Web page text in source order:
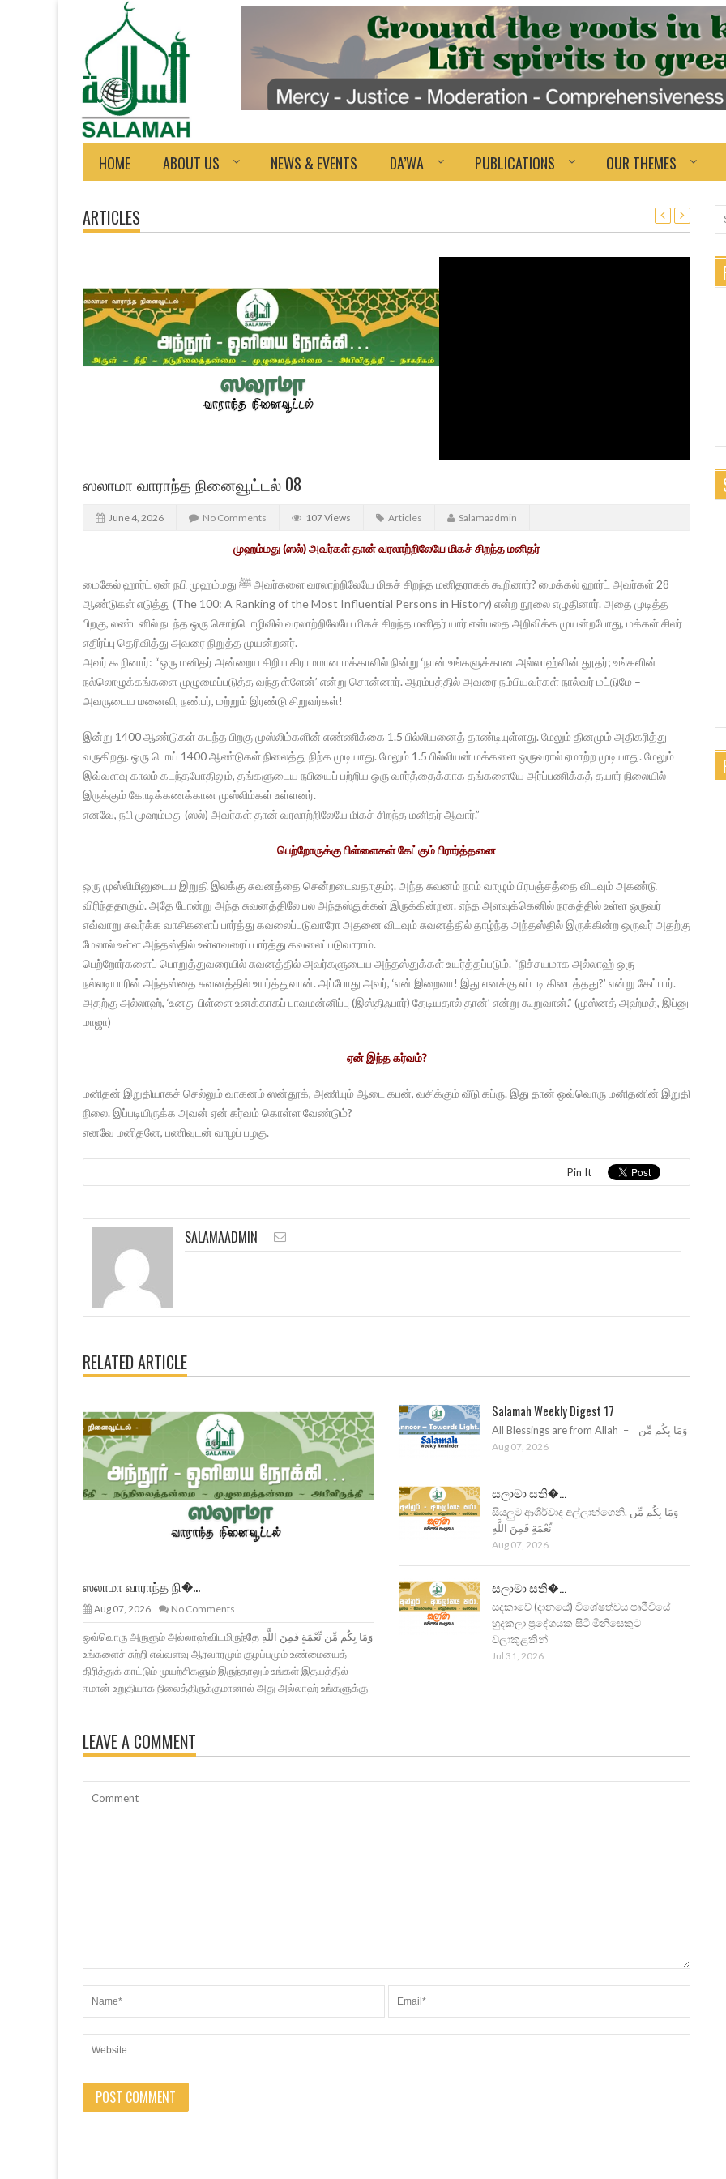
HOME ABOUT US NEWS & EVENTS DA’WA PUBLICATIONS OUR THEMES
ARTICLES
ஸலாமா வாராந்த நினைவூட்டல் 08
June 4, 2026 No Comments 107 Views Articles Salamaadmin
முஹம்மது (ஸல்) அவர்கள் தான் வரலாற்றிலேயே மிகச் சிறந்த மனிதர்
மைகேல் ஹார்ட் ஏன் நபி முஹம்மது ﷺ அவர்களை வரலாற்றிலேயே மிகச் சிறந்த மனிதராகக் கூறினார்? மைக்கல் ஹார்ட் அவர்கள் 28
ஆண்டுகள் எடுத்து (The 100: A Ranking of the Most Influential Persons in History) என்ற நூலை எழுதினார். அதை முடித்த
பிறகு, லண்டனில் நடந்த ஒரு சொற்பொழிவில் வரலாற்றிலேயே மிகச் சிறந்த மனிதர் யார் என்பதை அறிவிக்க முயன்றபோது, மக்கள் சிலர்
எதிர்ப்பு தெரிவித்து அவரை நிறுத்த முயன்றனர்.
அவர் கூறினார்: “ஒரு மனிதர் அன்றைய சிறிய கிராமமான மக்காவில் நின்று ‘நான் உங்களுக்கான அல்லாஹ்வின் தூதர்; உங்களின்
நல்லொழுக்கங்களை முழுமைப்படுத்த வந்துள்ளேன்’ என்று சொன்னார். ஆரம்பத்தில் அவரை நம்பியவர்கள் நால்வர் மட்டுமே –
அவருடைய மனைவி, நண்பர், மற்றும் இரண்டு சிறுவர்கள்!
இன்று 1400 ஆண்டுகள் கடந்த பிறகு முஸ்லிம்களின் எண்ணிக்கை 1.5 பில்லியனைத் தாண்டியுள்ளது. மேலும் தினமும் அதிகரித்து
வருகிறது. ஒரு பொய் 1400 ஆண்டுகள் நிலைத்து நிற்க முடியாது. மேலும் 1.5 பில்லியன் மக்களை ஒருவரால் ஏமாற்ற முடியாது. மேலும்
இவ்வளவு காலம் கடந்தபோதிலும், தங்களுடைய நபியைப் பற்றிய ஒரு வார்த்தைக்காக தங்களையே அர்ப்பணிக்கத் தயார் நிலையில்
இருக்கும் கோடிக்கணக்கான முஸ்லிம்கள் உள்ளனர்.
எனவே, நபி முஹம்மது (ஸல்) அவர்கள் தான் வரலாற்றிலேயே மிகச் சிறந்த மனிதர் ஆவார்.”
பெற்றோருக்கு பிள்ளைகள் கேட்கும் பிரார்த்தனை
ஒரு முஸ்லிமினுடைய இறுதி இலக்கு சுவனத்தை சென்றடைவதாகும்;. அந்த சுவனம் நாம் வாழும் பிரபஞ்சத்தை விடவும் அகண்டு
விரிந்ததாகும். அதே போன்று அந்த சுவனத்திலே பல அந்தஸ்துக்கள் இருக்கின்றன. எந்த அளவுக்கெனில் நரகத்தில் உள்ள ஒருவர்
எவ்வாறு சுவர்க்க வாசிகளைப் பார்த்து கவலைப்படுவாரோ அதனை விடவும் சுவனத்தில் தாழ்ந்த அந்தஸ்தில் இருக்கின்ற ஒருவர் அதற்கு
மேலால் உள்ள அந்தஸ்தில் உள்ளவரைப் பார்த்து கவலைப்படுவாராம்.
பெற்றோர்களைப் பொறுத்துவரையில் சுவனத்தில் அவர்களுடைய அந்தஸ்துக்கள் உயர்த்தப்படும். “நிச்சயமாக அல்லாஹ் ஒரு
நல்லடியாரின் அந்தஸ்தை சுவனத்தில் உயர்த்துவான். அப்போது அவர், ‘என் இறைவா! இது எனக்கு எப்படி கிடைத்தது?’ என்று கேட்பார்.
அதற்கு அல்லாஹ், ‘உனது பிள்ளை உனக்காகப் பாவமன்னிப்பு (இஸ்திஃபார்) தேடியதால் தான்’ என்று கூறுவான்.” (முஸ்னத் அஹ்மத், இப்னு
மாஜா)
ஏன் இந்த கர்வம்?
மனிதன் இறுதியாகச் செல்லும் வாகனம் ஸன்தூக், அணியும் ஆடை கபன், வசிக்கும் வீடு கப்ரு. இது தான் ஒவ்வொரு மனிதனின் இறுதி
நிலை. இப்படியிருக்க அவன் ஏன் கர்வம் கொள்ள வேண்டும்?
எனவே மனிதனே, பணிவுடன் வாழப் பழகு.
Pin It
SALAMAADMIN
RELATED ARTICLE
ஸலாமா வாராந்த நி�...
Aug 07, 2026 No Comments
ஒவ்வொரு அருளும் அல்லாஹ்விடமிருந்தே وَمَا بِكُم مِّن نِّعْمَةٍ فَمِنَ اللَّهِ
உங்களைச் சுற்றி எவ்வளவு ஆரவாரமும் குழப்பமும் உண்மையைத்
திரித்துக் காட்டும் முயற்சிகளும் இருந்தாலும் உங்கள் இதயத்தில்
ஈமான் உறுதியாக நிலைத்திருக்குமானால் அது அல்லாஹ் உங்களுக்கு
Salamah Weekly Digest 17
All Blessings are from Allah – وَمَا بِكُم مِّن
Aug 07, 2026
සලාමා සති�...
සියලුම ආශිර්වාද අල්ලාහ්ගෙනි. وَمَا بِكُم مِّن
نِّعْمَةٍ فَمِنَ اللَّهِ
Aug 07, 2026
සලාමා සති�...
සදකාවේ (දානයේ) විශේෂත්වය පෘථිවියේ
හුදකලා ප්‍රදේශයක සිටි මිනිසෙකුට
වලාකුළකින්
Jul 31, 2026
LEAVE A COMMENT